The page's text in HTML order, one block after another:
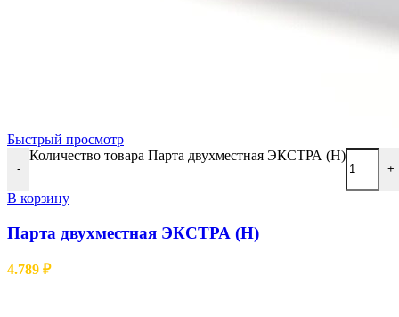
Быстрый просмотр
-
Количество товара Парта двухместная ЭКСТРА (Н)
+
В корзину
Парта двухместная ЭКСТРА (Н)
4.789 ₽